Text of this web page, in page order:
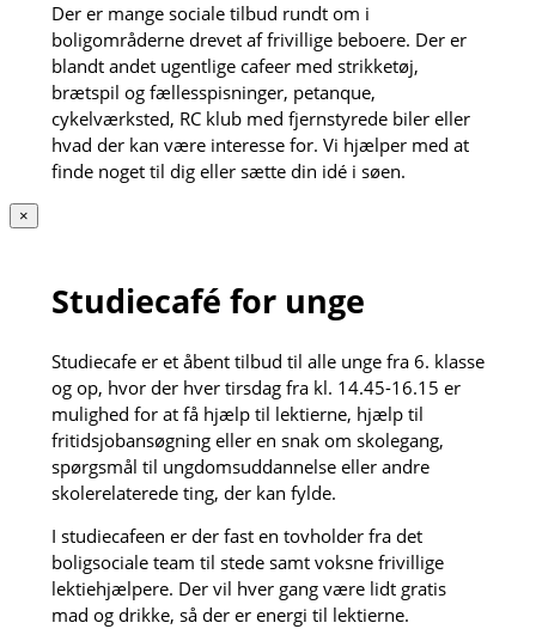
Der er mange sociale tilbud rundt om i
boligområderne drevet af frivillige beboere. Der er
blandt andet ugentlige cafeer med strikketøj,
brætspil og fællesspisninger, petanque,
cykelværksted, RC klub med fjernstyrede biler eller
hvad der kan være interesse for. Vi hjælper med at
finde noget til dig eller sætte din idé i søen.
×
Studiecafé for unge
Studiecafe er et åbent tilbud til alle unge fra 6. klasse
og op, hvor der hver tirsdag fra kl. 14.45-16.15 er
mulighed for at få hjælp til lektierne, hjælp til
fritidsjobansøgning eller en snak om skolegang,
spørgsmål til ungdomsuddannelse eller andre
skolerelaterede ting, der kan fylde.
I studiecafeen er der fast en tovholder fra det
boligsociale team til stede samt voksne frivillige
lektiehjælpere. Der vil hver gang være lidt gratis
mad og drikke, så der er energi til lektierne.